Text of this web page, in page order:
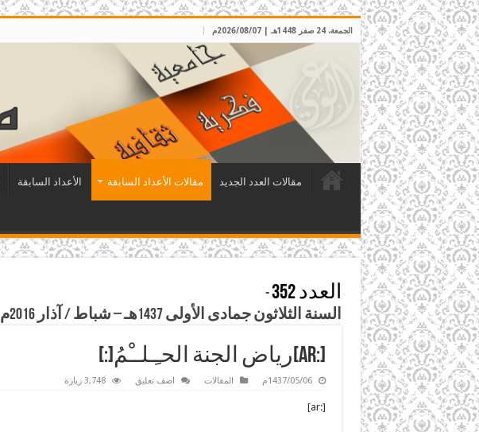
الجمعة، 24 صفر 1448هـ | 2026/08/07م
مقالات العدد الجديد مقالات الأعداد السابقة الأعداد السابقة
العدد 352
-
السنة الثلاثون جمادى الأولى 1437هـ – شباط / آذار 2016م
[:ar]رياض الجنة الحـِـلــْمُ[:]
1437/05/06م المقالات اضف تعليق 3,748 زيارة
[:ar]